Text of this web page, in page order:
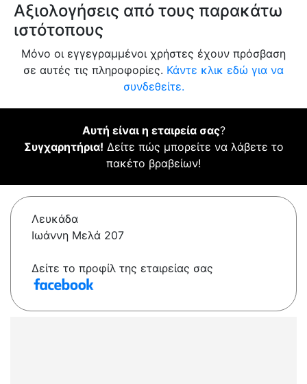
Αξιολογήσεις από τους παρακάτω
ιστότοπους
Μόνο οι εγγεγραμμένοι χρήστες έχουν πρόσβαση
σε αυτές τις πληροφορίες. Κάντε κλικ εδώ για να
συνδεθείτε.
Αυτή είναι η εταιρεία σας?
Συγχαρητήρια! Δείτε πώς μπορείτε να λάβετε το
πακέτο βραβείων!
Λευκάδα
Ιωάννη Μελά 207
Δείτε το προφίλ της εταιρείας σας